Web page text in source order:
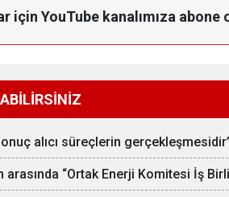
için YouTube kanalımıza abone
alıcı süreçlerin
arasında “Ortak Enerji Komitesi İş